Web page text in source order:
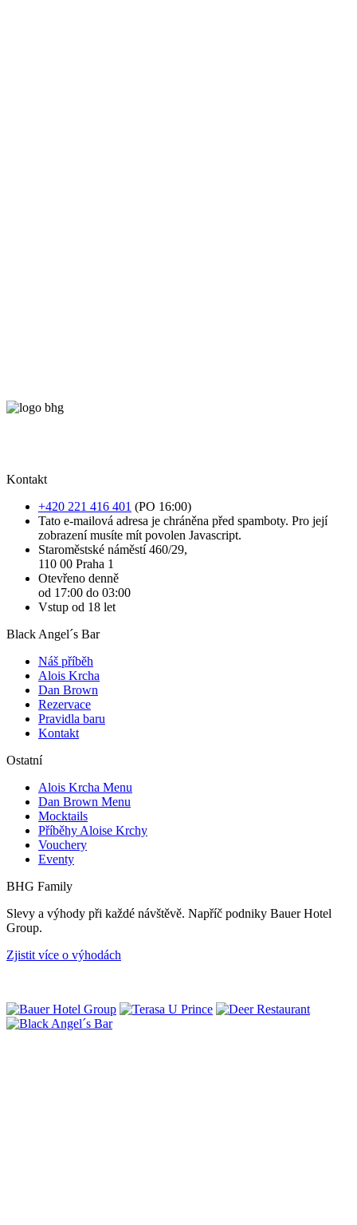
Kontakt
+420 221 416 401 (PO 16:00)
Tato e-mailová adresa je chráněna před spamboty. Pro její
zobrazení musíte mít povolen Javascript.
Staroměstské náměstí 460/29,
110 00 Praha 1
Otevřeno denně
od 17:00 do 03:00
Vstup od 18 let
Black Angel´s Bar
Náš příběh
Alois Krcha
Dan Brown
Rezervace
Pravidla baru
Kontakt
Ostatní
Alois Krcha Menu
Dan Brown Menu
Mocktails
Příběhy Aloise Krchy
Vouchery
Eventy
BHG Family
Slevy a výhody při každé návštěvě. Napříč podniky Bauer Hotel
Group.
Zjistit více o výhodách